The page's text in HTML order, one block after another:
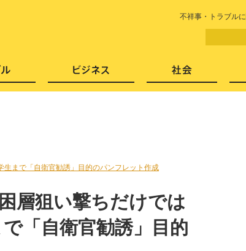
不祥事・トラブル
生まで「自衛官勧誘」目的のパンフレット作成
層狙い撃ちだけでは
「自衛官勧誘」目的
芸能・エンタメ スキャンダル